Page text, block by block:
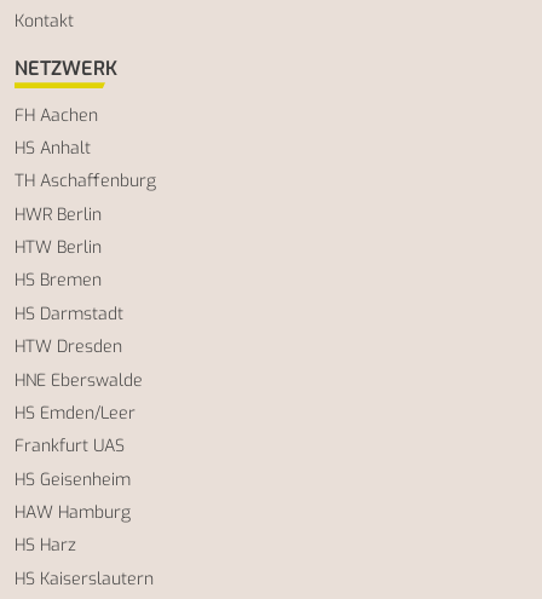
Kontakt
NETZWERK
FH Aachen
HS Anhalt
TH Aschaffenburg
HWR Berlin
HTW Berlin
HS Bremen
HS Darmstadt
HTW Dresden
HNE Eberswalde
HS Emden/Leer
Frankfurt UAS
HS Geisenheim
HAW Hamburg
HS Harz
HS Kaiserslautern